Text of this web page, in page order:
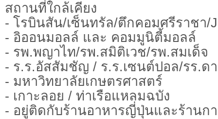
สถานที่ใกล้เคียง
- โรบินสัน/เซ็นทรัล/ตึกคอมศรีราชา/
- อิออนมอลล์ และ คอมมูนิตี้มอลล์
- รพ.พญาไท/รพ.สมิติเวช/รพ.สมเด็จ
- ร.ร.อัสสัมชัญ / ร.ร.เซนต์ปอล/รร.ด
- มหาวิทยาลัยเกษตรศาสตร์
- เกาะลอย / ท่าเรือแหลมฉบัง
- อยู่ติดกับร้านอาหารญี่ปุ่นและร้านก